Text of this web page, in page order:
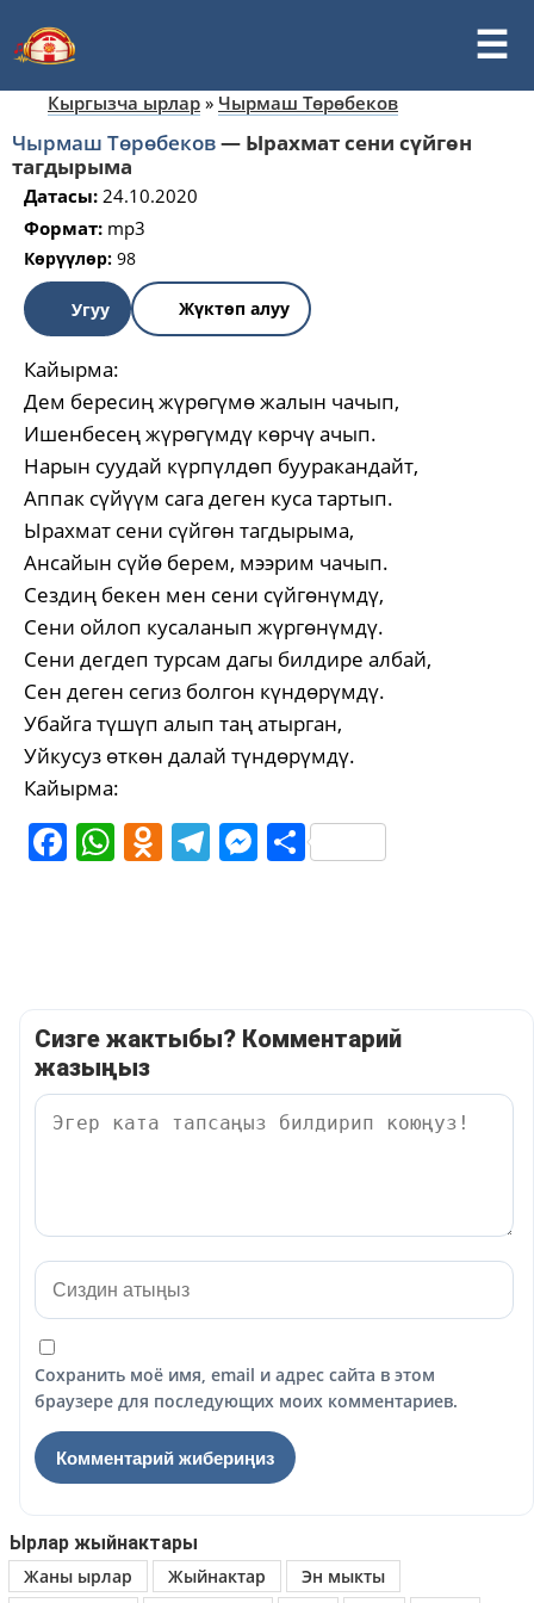
Кыргызча ырлар » Чырмаш Төрөбеков
Чырмаш Төрөбеков— Ырахмат сени сүйгөн
тагдырыма
Датасы: 24.10.2020
Формат: mp3
Көрүүлөр: 98
Угуу Жүктөп алуу
Кайырма:
Дем бересиң жүрөгүмө жалын чачып,
Ишенбесең жүрөгүмдү көрчү ачып.
Нарын суудай күрпүлдөп бууракандайт,
Аппак сүйүүм сага деген куса тартып.
Ырахмат сени сүйгөн тагдырыма,
Ансайын сүйө берем, мээрим чачып.
Сездиң бекен мен сени сүйгөнүмдү,
Сени ойлоп кусаланып жүргөнүмдү.
Сени дегдеп турсам дагы билдире албай,
Сен деген сегиз болгон күндөрүмдү.
Убайга түшүп алып таң атырган,
Уйкусуз өткөн далай түндөрүмдү.
Кайырма:
Facebook
WhatsApp
Odnoklassniki
Telegram
Messenger
Share
Сизге жактыбы? Комментарий
жазыңыз
Сохранить моё имя, email и адрес сайта в этом
браузере для последующих моих комментариев.
Ырлар жыйнактары
Жаны ырлар
Жыйнактар
Эн мыкты